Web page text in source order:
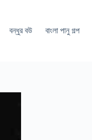
বন্ধুর বউ বাংলা পানু গল্প